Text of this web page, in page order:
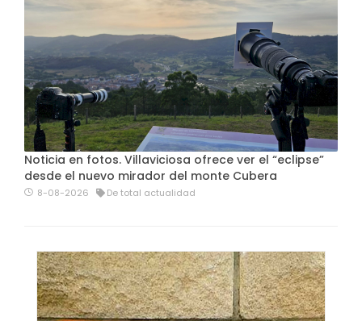
Noticia en fotos. Villaviciosa ofrece ver el “eclipse”
desde el nuevo mirador del monte Cubera
8-08-2026 De total actualidad